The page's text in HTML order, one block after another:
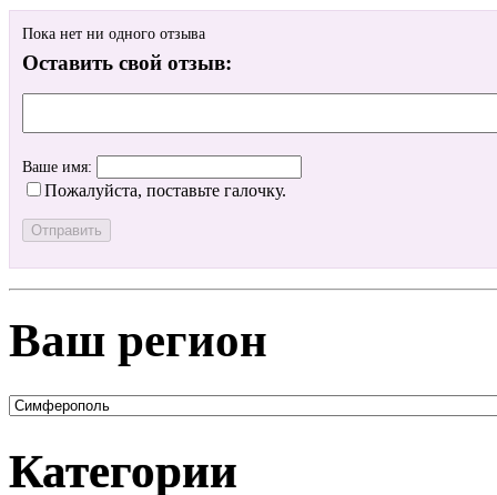
Пока нет ни одного отзыва
Оставить свой отзыв:
Ваше имя:
Пожалуйста, поставьте галочку.
Ваш регион
Категории